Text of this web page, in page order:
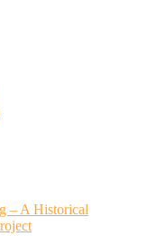
– A Historical